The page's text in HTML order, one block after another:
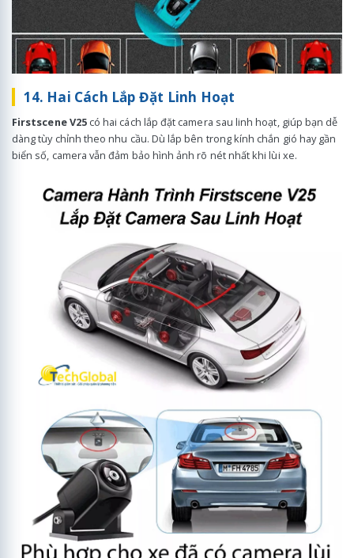
14. Hai Cách Lắp Đặt Linh Hoạt
Firstscene V25có hai cách lắp đặt camera sau linh hoạt, giúp bạn dễ
dàng tùy chỉnh theo nhu cầu. Dù lắp bên trong kính chắn gió hay gần
biển số, camera vẫn đảm bảo hình ảnh rõ nét nhất khi lùi xe.